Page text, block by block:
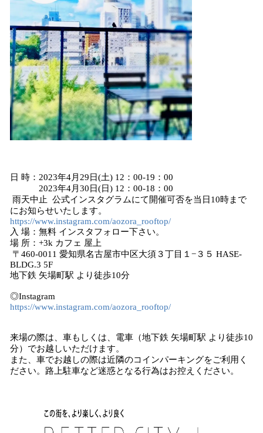
日 時：2023年4月29日(土) 12：00-19：00
2023年4月30日(日) 12：00-18：00
雨天中止 公式インスタグラムにて開催可否を当日10時まで
にお知らせいたします。
https://www.instagram.com/aozora_rooftop/
入 場：無料 インスタフォロー下さい。
場 所：+3k カフェ 屋上
〒460-0011 愛知県名古屋市中区大須３丁目１−３５ HASE-
BLDG.3 5F
地下鉄 矢場町駅 より徒歩10分
◎Instagram
https://www.instagram.com/aozora_rooftop/
来場の際は、車もしくは、電車（地下鉄 矢場町駅 より徒歩10
分）でお越しいただけます。
また、車でお越しの際は近隣のコインパーキングをご利用く
ださい。路上駐車など迷惑となる行為はお控えください。